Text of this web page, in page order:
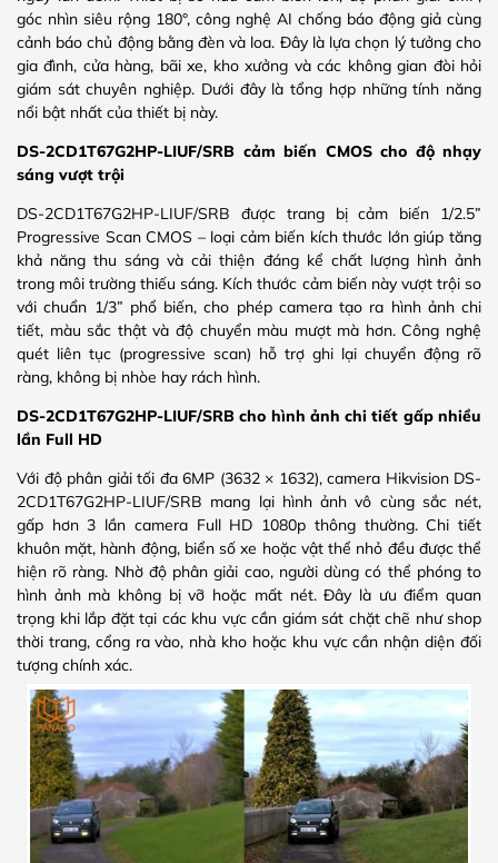
góc nhìn siêu rộng 180°, công nghệ AI chống báo động giả cùng
cảnh báo chủ động bằng đèn và loa. Đây là lựa chọn lý tưởng cho
gia đình, cửa hàng, bãi xe, kho xưởng và các không gian đòi hỏi
giám sát chuyên nghiệp. Dưới đây là tổng hợp những tính năng
nổi bật nhất của thiết bị này.
DS-2CD1T67G2HP-LIUF/SRB cảm biến CMOS cho độ nhạy
sáng vượt trội
DS-2CD1T67G2HP-LIUF/SRB được trang bị cảm biến 1/2.5”
Progressive Scan CMOS – loại cảm biến kích thước lớn giúp tăng
khả năng thu sáng và cải thiện đáng kể chất lượng hình ảnh
trong môi trường thiếu sáng. Kích thước cảm biến này vượt trội so
với chuẩn 1/3” phổ biến, cho phép camera tạo ra hình ảnh chi
tiết, màu sắc thật và độ chuyển màu mượt mà hơn. Công nghệ
quét liên tục (progressive scan) hỗ trợ ghi lại chuyển động rõ
ràng, không bị nhòe hay rách hình.
DS-2CD1T67G2HP-LIUF/SRB cho hình ảnh chi tiết gấp nhiều
lần Full HD
Với độ phân giải tối đa 6MP (3632 × 1632), camera Hikvision DS-
2CD1T67G2HP-LIUF/SRB mang lại hình ảnh vô cùng sắc nét,
gấp hơn 3 lần camera Full HD 1080p thông thường. Chi tiết
khuôn mặt, hành động, biển số xe hoặc vật thể nhỏ đều được thể
hiện rõ ràng. Nhờ độ phân giải cao, người dùng có thể phóng to
hình ảnh mà không bị vỡ hoặc mất nét. Đây là ưu điểm quan
trọng khi lắp đặt tại các khu vực cần giám sát chặt chẽ như shop
thời trang, cổng ra vào, nhà kho hoặc khu vực cần nhận diện đối
tượng chính xác.